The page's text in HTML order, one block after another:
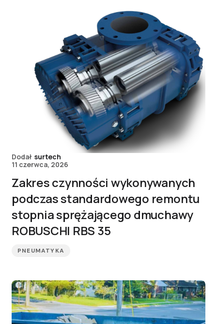
Dodał surtech
11 czerwca, 2026
Zakres czynności wykonywanych
podczas standardowego remontu
stopnia sprężającego dmuchawy
ROBUSCHI RBS 35
PNEUMATYKA